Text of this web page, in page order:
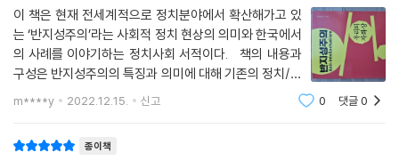
윤석열은 왜 둔감할까?
‘부정적 당파성’은 윤석열의 지지율 추락을 이해하는 데에 큰 도움이 된다.
윤석열은 문재인 정권에 대해 다수 유권자가 갖고 있던 강한 반감의 수혜
자였지만, 그 반사이익은 사실상 소멸되었다. 쉽게 말해 ‘부정적 당파성’의
지방선거 승리 후, 겸손하고 또 겸손하고 또 겸손해야 했건만, 그렇게 하지
이 책은 현재 전세계적으로 정치분야에서 확산해가고 있
는 ‘반지성주의’라는 사회적 정치 현상의 의미와 한국에서
의 사례를 이야기하는 정치사회 서적이다. 책의 내용과
구성은 반지성주의의 특징과 의미에 대해 기존의 정치/사
회적 관점과 커뮤니케이션 관점에서 살펴보고, 한국 사회
에서 대표적인 3가지 사례(탁현민의 이미지 정치, 민형배
m****y 2022.12.15. 신고 0 댓글0
종이책